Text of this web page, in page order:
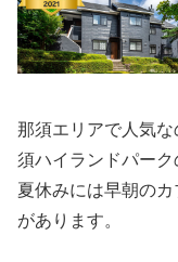
那須エリアで人気
須ハイランドパーク
夏休みには早朝の
があります。